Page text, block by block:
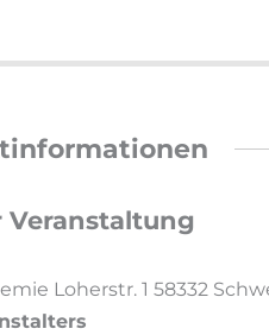
Veranstaltung
Loherstr. 1 58332